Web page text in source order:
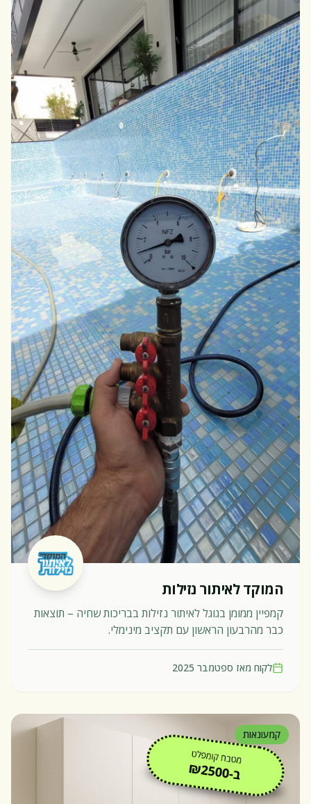
המוקד לאיתור נזילות
קמפיין ממומן בגוגל לאיתור נזילות בבריכות שחיה – תוצאות
כבר מהרבעון הראשון עם תקציב מינימלי.
לקוח מאז ספטמבר 2025
קמעונאות